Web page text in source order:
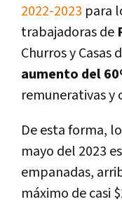
2022-2023 para
trabajadoras de
Churros y Casas
aumento del
remunerativas y
De esta forma,
mayo del 2023
empanadas,
máximo de casi